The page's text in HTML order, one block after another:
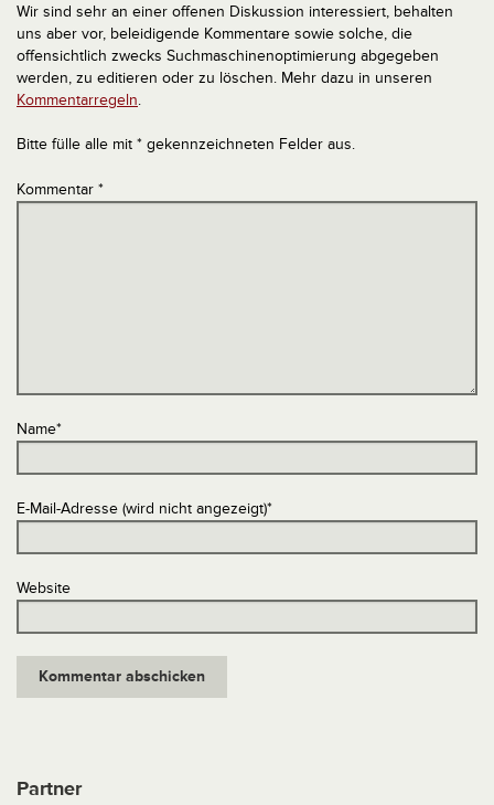
Wir sind sehr an einer offenen Diskussion interessiert, behalten
uns aber vor, beleidigende Kommentare sowie solche, die
offensichtlich zwecks Suchmaschinenoptimierung abgegeben
werden, zu editieren oder zu löschen. Mehr dazu in unseren
Kommentarregeln.
Bitte fülle alle mit * gekennzeichneten Felder aus.
Kommentar *
Name*
E-Mail-Adresse (wird nicht angezeigt)*
Website
Partner